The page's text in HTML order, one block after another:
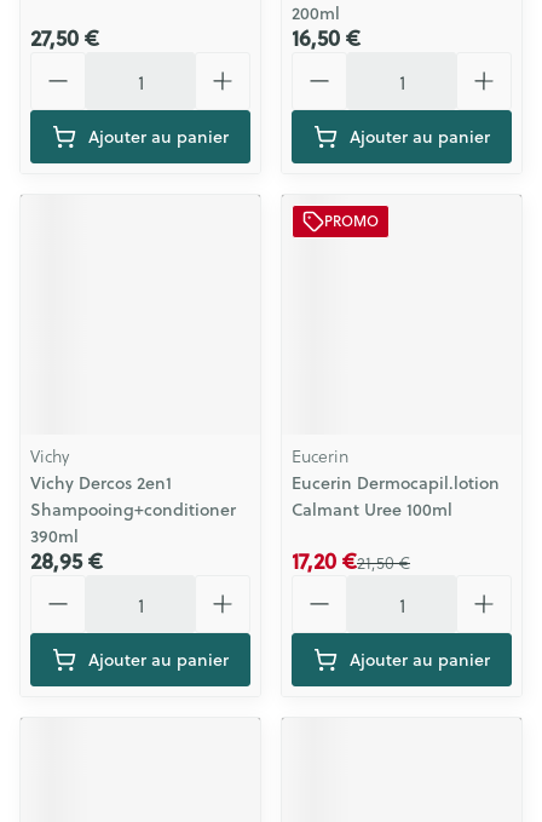
27,50 €
Ajouter au panier
200ml
16,50 €
Ajouter au panier
Vichy
Vichy Dercos 2en1
Shampooing+conditioner
390ml
28,95 €
Ajouter au panier
PROMO
Eucerin
Eucerin Dermocapil.lotion
Calmant Uree 100ml
21,50 €
17,20 €
Ajouter au panier